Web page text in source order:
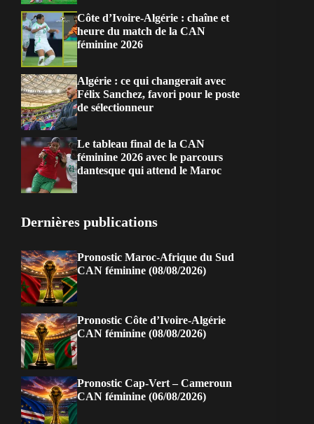
Côte d’Ivoire-Algérie : chaîne et
heure du match de la CAN
féminine 2026
Algérie : ce qui changerait avec
Félix Sanchez, favori pour le poste
de sélectionneur
Le tableau final de la CAN
féminine 2026 avec le parcours
dantesque qui attend le Maroc
Dernières publications
Pronostic Maroc-Afrique du Sud
CAN féminine (08/08/2026)
Pronostic Côte d’Ivoire-Algérie
CAN féminine (08/08/2026)
Pronostic Cap-Vert – Cameroun
CAN féminine (06/08/2026)